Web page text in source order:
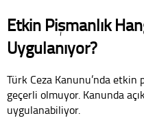
Etkin Pişmanlık
Uygulanıyor?
Türk Ceza Kanunu’nda
geçerli olmuyor. Kanunda
uygulanabiliyor.